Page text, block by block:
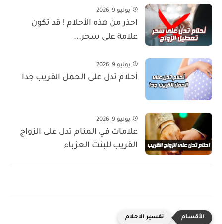
يوليو 9, 2026
احذر من هذه الأحلام ! قد تكون
علامة على سحر...
يوليو 9, 2026
أحلام تدل على الحمل القريب جدا
يوليو 9, 2026
علامات في المنام تدل على الزواج
القريب للبنت العزباء
تفسير الاحلام